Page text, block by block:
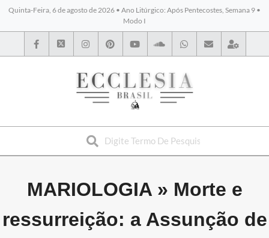
Quinta-Feira, 6 de agosto de 2026 • Ano Litúrgico: Após Pentecostes, Semana 9 •
Modo I
BYBLOS
MARIOLOGIA » Morte e
ressurreição: a Assunção de